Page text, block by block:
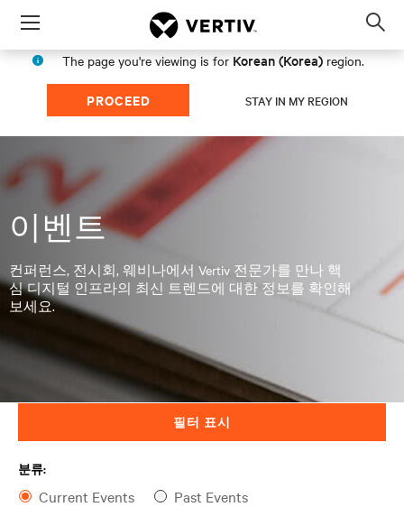
Menu
The page you're viewing is for Korean (Korea) region.
PROCEED STAY IN MY REGION
이벤트
컨퍼런스, 전시회, 웨비나에서 Vertiv 전문가를 만나 핵
심 디지털 인프라의 최신 트렌드에 대한 정보를 확인해
보세요.
필터 표시
분류:
Current Events Past Events